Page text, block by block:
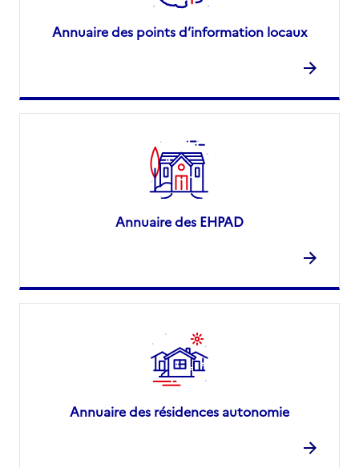
Annuaire des points d’information locaux
Annuaire des EHPAD
Annuaire des résidences autonomie